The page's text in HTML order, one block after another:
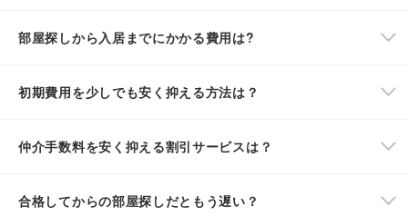
部屋探しから入居までにかかる費用は?
初期費用を少しでも安く抑える方法は？
仲介手数料を安く抑える割引サービスは？
合格してからの部屋探しだともう遅い？